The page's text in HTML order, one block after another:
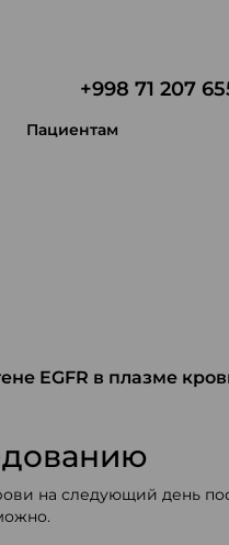
+998 71 207
Пациентам
EGFR в плазме
на следующий день